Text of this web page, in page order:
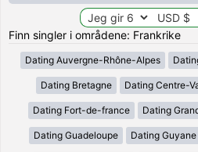
Finn singler i områdene: Frankrike
Dating Auvergne-Rhône-Alpes
Dating Bretagne Dating Centre-
Dating Fort-de-france Dating
Dating Guadeloupe Dating Guyane